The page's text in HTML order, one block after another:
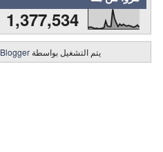
1,377,534
يتم التشغيل بواسطة Blogger